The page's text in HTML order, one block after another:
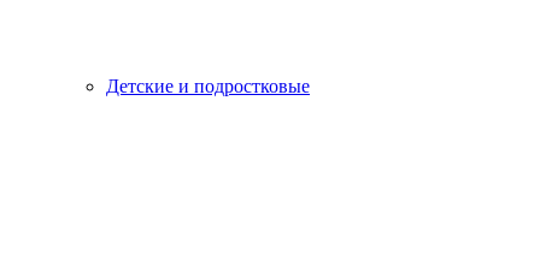
Детские и подростковые